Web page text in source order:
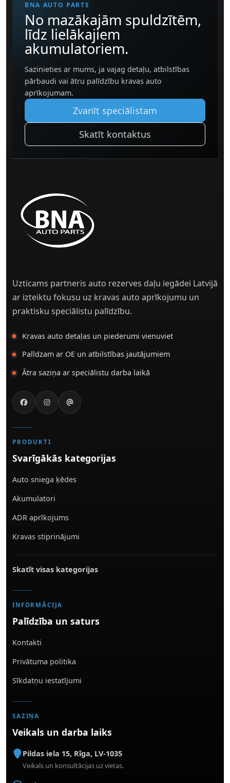
BNA AUTO PARTS
No mazākajām spuldzītēm,
līdz lielākajiem
akumulatoriem.
Sazinieties ar mums, ja vajag detaļu, atbilstības
pārbaudi vai ātru palīdzību kravas auto
aprīkojumam.
Zvanīt speciālistam
Skatīt kontaktus
Uzticams partneris auto rezerves daļu iegādei Latvijā
ar izteiktu fokusu uz kravas auto aprīkojumu un
praktisku speciālistu palīdzību.
Kravas auto detaļas un piederumi vienuviet
Palīdzam ar OE un atbilstības jautājumiem
Ātra saziņa ar speciālistu darba laikā
PRODUKTI
Svarīgākās kategorijas
Auto sniega ķēdes
Akumulatori
ADR aprīkojums
Kravas stiprinājumi
Skatīt visas kategorijas
INFORMĀCIJA
Palīdzība un saturs
Kontakti
Privātuma politika
Sīkdatņu iestatījumi
SAZIŅA
Veikals un darba laiks
Pildas iela 15, Rīga, LV-1035
Veikals un konsultācijas uz vietas.